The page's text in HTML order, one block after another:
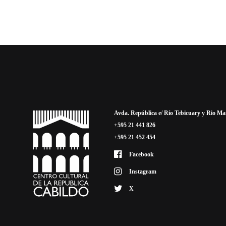
Avda. República e/ Río Tebicuary y Rio
+595 21 441 826
+595 21 452 454
Facebook
Instagram
X